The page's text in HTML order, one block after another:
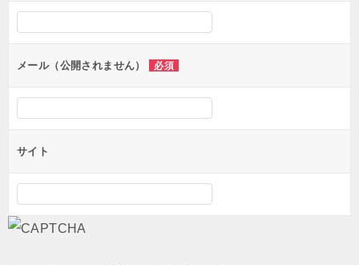
シ
ョ
ンメール（公開されません） 必須
サイト